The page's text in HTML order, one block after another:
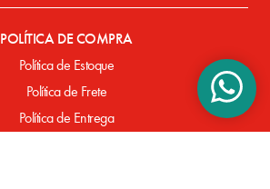
POLÍTICA DE COMPRA
Política de Estoque
Política de Frete
Política de Entrega